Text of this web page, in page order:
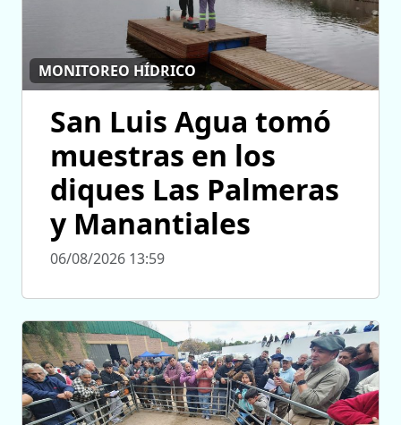
MONITOREO HÍDRICO
San Luis Agua tomó
muestras en los
diques Las Palmeras
y Manantiales
06/08/2026 13:59